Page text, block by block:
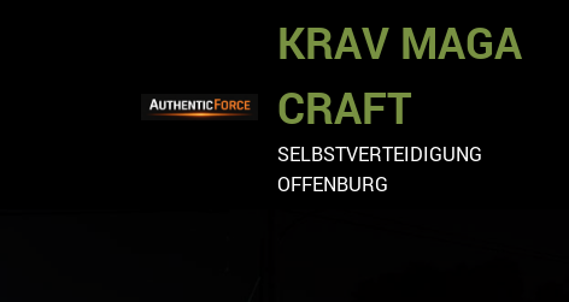
KRAV MAGA
CRAFT
SELBSTVERTEIDIGUNG
OFFENBURG